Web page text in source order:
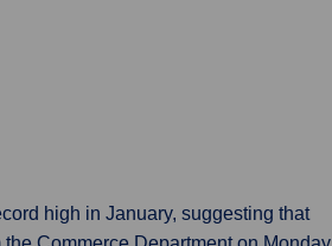
high in January, suggesting that